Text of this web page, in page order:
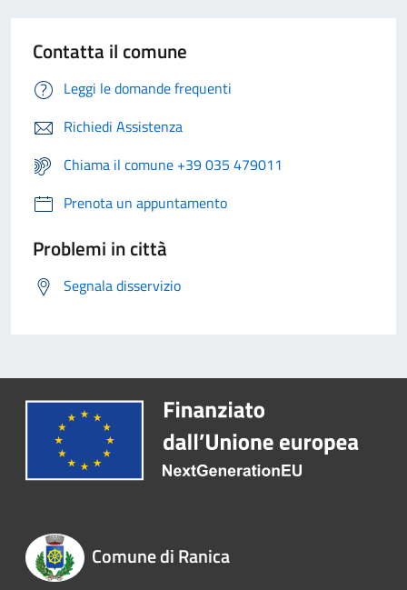
Contatta il comune
Leggi le domande frequenti
Richiedi Assistenza
Chiama il comune +39 035 479011
Prenota un appuntamento
Problemi in città
Segnala disservizio
Comune di Ranica